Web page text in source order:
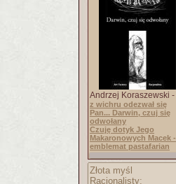
Andrzej Koraszewski -
z wichru odezwał się
Pan... Darwin, czuj się
odwołany
Czuję dotyk Jego
Makaronowych Macek -
emblemat pastafarian
Złota myśl
Racjonalisty: